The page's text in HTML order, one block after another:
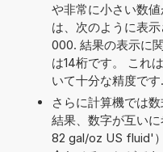
や非常に小さい数
は、次のように表
000. 結果の表示に
は14桁です。 これ
いて十分な精度です.
さらに計算機では
結果、数字が互い
82 gal/oz US fluid'